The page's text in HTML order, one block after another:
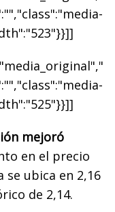
mejoró
en el precio
se ubica en 2,16
de 2,14.